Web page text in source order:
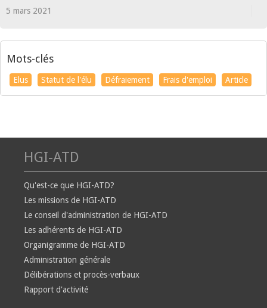
5 mars 2021
Mots-clés
Elus Statut de l'élu Défraiement Frais d'emploi Article
HGI-ATD
Qu'est-ce que HGI-ATD?
Les missions de HGI-ATD
Le conseil d'administration de HGI-ATD
Les adhérents de HGI-ATD
Organigramme de HGI-ATD
Administration générale
Délibérations et procès-verbaux
Rapport d'activité